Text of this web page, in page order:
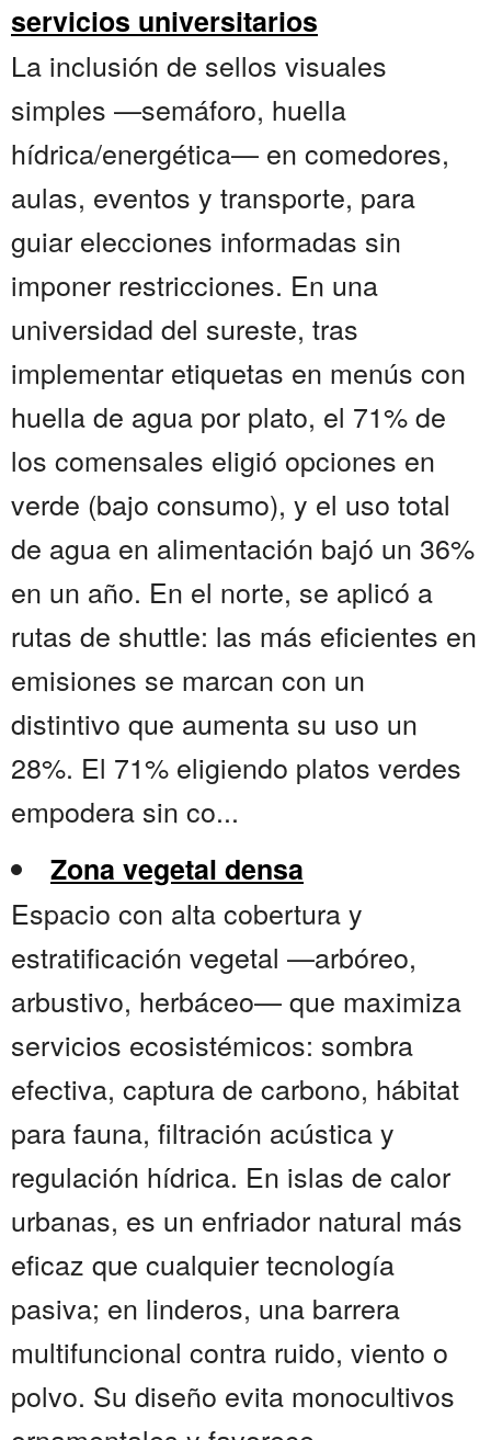
servicios universitarios
La inclusión de sellos visuales
simples —semáforo, huella
hídrica/energética— en comedores,
aulas, eventos y transporte, para
guiar elecciones informadas sin
imponer restricciones. En una
universidad del sureste, tras
implementar etiquetas en menús con
huella de agua por plato, el 71% de
los comensales eligió opciones en
verde (bajo consumo), y el uso total
de agua en alimentación bajó un 36%
en un año. En el norte, se aplicó a
rutas de shuttle: las más eficientes en
emisiones se marcan con un
distintivo que aumenta su uso un
28%. El 71% eligiendo platos verdes
empodera sin co...
Zona vegetal densa
Espacio con alta cobertura y
estratificación vegetal —arbóreo,
arbustivo, herbáceo— que maximiza
servicios ecosistémicos: sombra
efectiva, captura de carbono, hábitat
para fauna, filtración acústica y
regulación hídrica. En islas de calor
urbanas, es un enfriador natural más
eficaz que cualquier tecnología
pasiva; en linderos, una barrera
multifuncional contra ruido, viento o
polvo. Su diseño evita monocultivos